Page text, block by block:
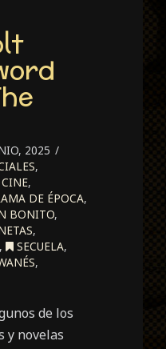
2025
,
CINE,
DE ÉPOCA,
BONITO,
,
, SECUELA,
,
de los
y novelas